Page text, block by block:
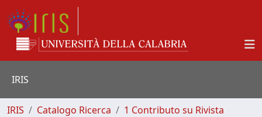
IRIS
IRIS Catalogo Ricerca
1 Contributo su Rivista